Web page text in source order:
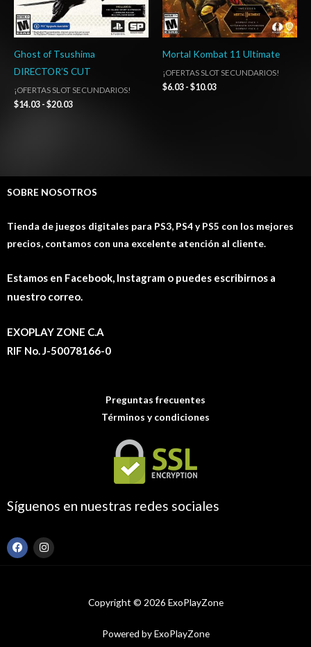
Ghost of Tsushima
DIRECTOR’S CUT
¡OFERTAS SLOT SECUNDARIOS!
$14.03 - $20.03
Mortal Kombat 11 Ultimate
¡OFERTAS SLOT SECUNDARIOS!
$6.03 - $10.03
SOBRE NOSOTROS
Tienda de juegos digitales para PS3, PS4 y PS5 con los mejores
precios, contamos con una excelente atención al cliente.
Estamos en Facebook, Instagram o puedes escribirnos a
nuestro correo.
EXOPLAY ZONE C.A
RIF No. J-50078166-0
Preguntas frecuentes
Términos y condiciones
Síguenos en nuestras redes sociales
F
a
c
I
n
s
Copyright © 2026 ExoPlayZone
Powered by ExoPlayZone